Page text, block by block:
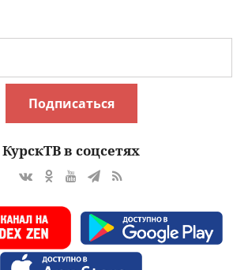
Подписаться
КурскТВ в соцсетях